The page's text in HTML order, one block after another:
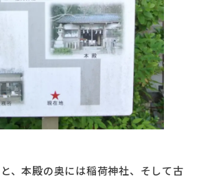
、本殿の奥には稲荷神社、そして古